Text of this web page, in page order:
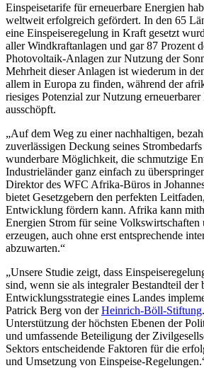
Einspeisetarife für erneuerbare Energien
weltweit erfolgreich gefördert. In den 65
eine Einspeiseregelung in Kraft gesetzt
aller Windkraftanlagen und gar 87 Prozent
Photovoltaik-Anlagen zur Nutzung der
Mehrheit dieser Anlagen ist wiederum in
allem in Europa zu finden, während der
riesiges Potenzial zur Nutzung
ausschöpft.
„Auf dem Weg zu einer nachhaltigen,
zuverlässigen Deckung seines
wunderbare Möglichkeit, die schmutzige
Industrieländer ganz einfach zu
Direktor des WFC Afrika-Büros in
bietet Gesetzgebern den perfekten
Entwicklung fördern kann. Afrika kann
Energien Strom für seine Volkswirtschaften
erzeugen, auch ohne erst entsprechende
abzuwarten.“
„Unsere Studie zeigt, dass
sind, wenn sie als integraler Bestandteil der
Entwicklungsstrategie eines Landes
Patrick Berg von derHeinrich-Böll-Stiftung
Unterstützung der höchsten Ebenen der
und umfassende Beteiligung der
Sektors entscheidende Faktoren für die
und Umsetzung von Einspeise-